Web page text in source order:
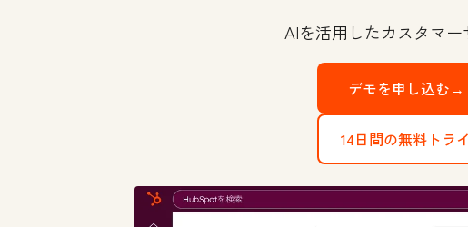
AIを活用したカスタマ
デモを申し込む→
14日間の無料トラ